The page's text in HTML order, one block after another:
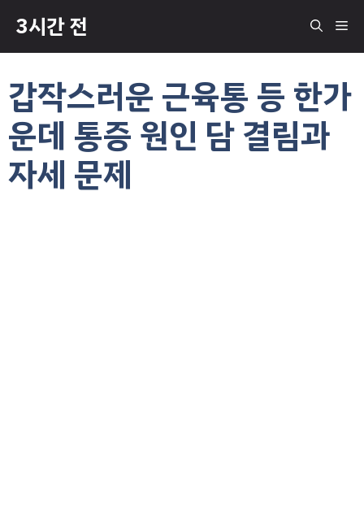
츠
건
뛰
3시간 전 메
갑작스러운 근육통 등 한가
운데 통증 원인 담 결림과
자세 문제